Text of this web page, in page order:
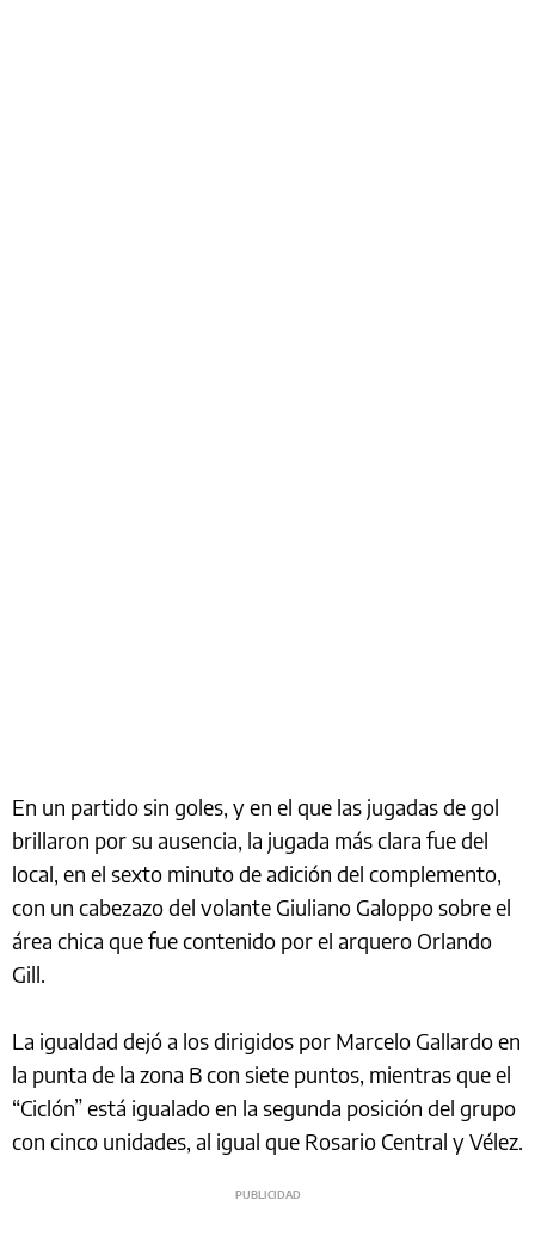
En un partido sin goles, y en el que las jugadas de gol
brillaron por su ausencia, la jugada más clara fue del
local, en el sexto minuto de adición del complemento,
con un cabezazo del volante Giuliano Galoppo sobre el
área chica que fue contenido por el arquero Orlando
Gill.
La igualdad dejó a los dirigidos por Marcelo Gallardo en
la punta de la zona B con siete puntos, mientras que el
“Ciclón” está igualado en la segunda posición del grupo
con cinco unidades, al igual que Rosario Central y Vélez.